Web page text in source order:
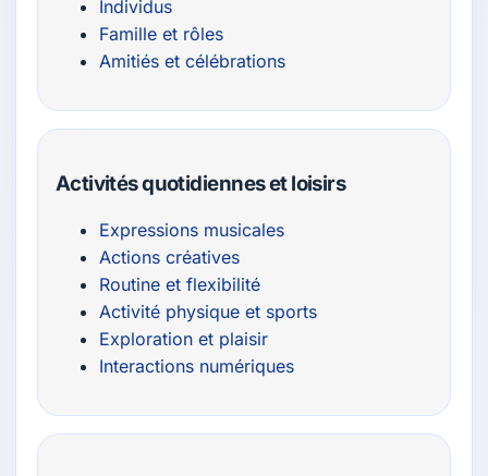
Individus
Famille et rôles
Amitiés et célébrations
Activités quotidiennes et loisirs
Expressions musicales
Actions créatives
Routine et flexibilité
Activité physique et sports
Exploration et plaisir
Interactions numériques